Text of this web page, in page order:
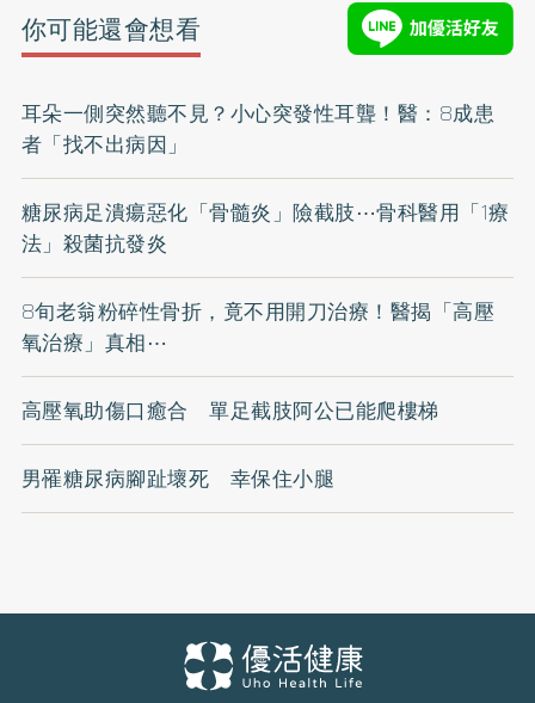
你可能還會想看
耳朵一側突然聽不見？小心突發性耳聾！醫：8成患
者「找不出病因」
糖尿病足潰瘍惡化「骨髓炎」險截肢⋯骨科醫用「1療
法」殺菌抗發炎
8旬老翁粉碎性骨折，竟不用開刀治療！醫揭「高壓
氧治療」真相⋯
高壓氧助傷口癒合 單足截肢阿公已能爬樓梯
男罹糖尿病腳趾壞死 幸保住小腿